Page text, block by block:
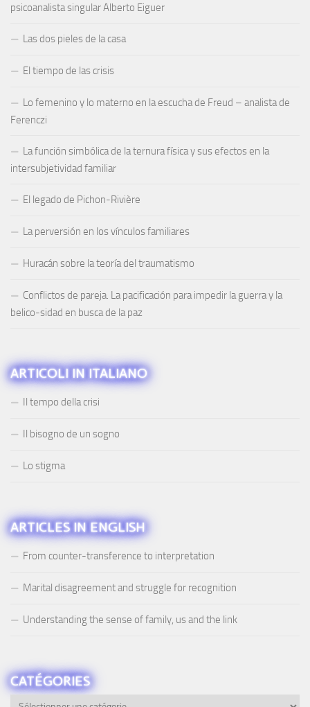
psicoanalista singular Alberto Eiguer
Las dos pieles de la casa
El tiempo de las crisis
Lo femenino y lo materno en la escucha de Freud – analista de
Ferenczi
La función simbólica de la ternura física y sus efectos en la
intersubjetividad familiar
El legado de Pichon-Rivière
La perversión en los vínculos familiares
Huracán sobre la teoría del traumatismo
Conflictos de pareja. La pacificación para impedir la guerra y la
belico-sidad en busca de la paz
ARTICOLI IN ITALIANO
Il tempo della crisi
Il bisogno de un sogno
Lo stigma
ARTICLES IN ENGLISH
From counter-transference to interpretation
Marital disagreement and struggle for recognition
Understanding the sense of family, us and the link
CATÉGORIES
Catégories